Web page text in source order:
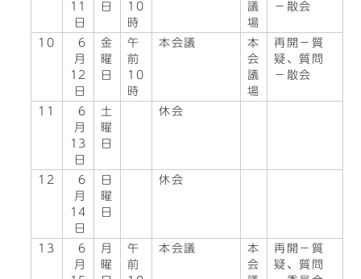
11
日
日
10
時
議
場
－散会
10
6
月
12
日
金
曜
日
午
前
10
時
本会議
本
会
議
場
再開－質
疑、質問
－散会
11
6
月
13
日
土
曜
日
休会
12
6
月
14
日
日
曜
日
休会
13
6
月
月
曜
午
前
本会議
本
会
再開－質
疑、質問